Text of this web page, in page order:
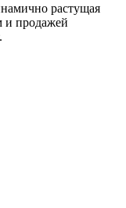
растущая
и продажей